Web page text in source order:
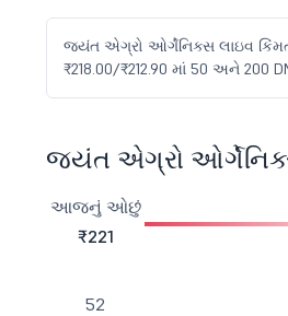
જયંત એગ્રો ઓર્ગેનિક્સ લાઇવ કિંમત
₹218.00/₹212.90 માં 50 અને 200
જયંત એગ્રો
આજનું ઓછું
₹221
52